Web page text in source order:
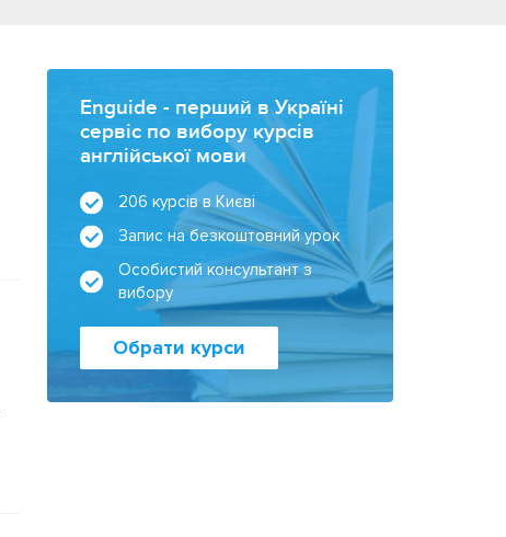
Enguide - перший в Україні
сервіс по вибору курсів
англійської мови
206 курсів в Києві
Запис на безкоштовний урок
Особистий консультант з
вибору
Обрати курси